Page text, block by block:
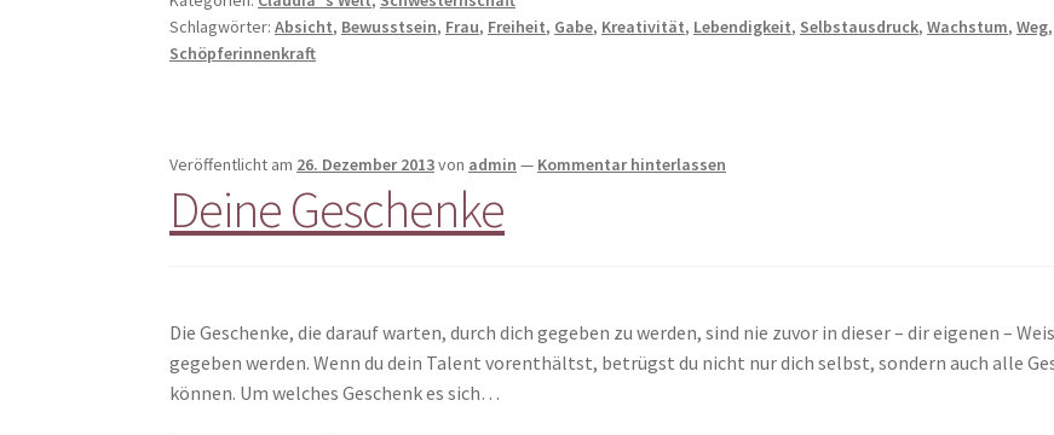
Schlagwörter:Absicht, Bewusstsein, Frau, Freiheit, Gabe, Kreativität, Lebendigkeit, Selbstausdruck,Wachstum,Weg
Schöpferinnenkraft
Veröffentlicht am 26. Dezember 2013von admin — Kommentar hinterlassen
Deine Geschenke
Die Geschenke, die darauf warten, durch dich gegeben zu werden, sind nie zuvor in dieser – dir eigenen –
gegeben werden. Wenn du dein Talent vorenthältst, betrügst du nicht nur dich selbst, sondern auch alle
können. Um welches Geschenk es sich…